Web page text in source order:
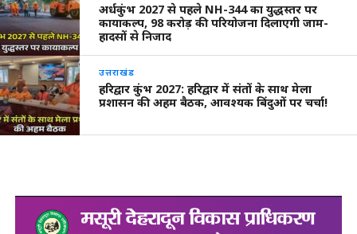
अर्धकुंभ 2027 से पहले NH-344 का युद्धस्तर पर
कायाकल्प, 98 करोड़ की परियोजना दिलाएगी जाम-
हादसों से निजाद
उत्तराखंड
हरिद्वार कुंभ 2027: हरिद्वार में संतों के साथ मेला
प्रशासन की अहम बैठक, आवश्यक बिंदुओं पर चर्चा!